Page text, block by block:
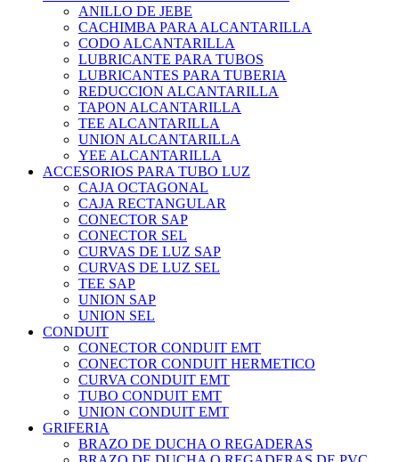
ANILLO DE JEBE
CACHIMBA PARA ALCANTARILLA
CODO ALCANTARILLA
LUBRICANTE PARA TUBOS
LUBRICANTES PARA TUBERIA
REDUCCION ALCANTARILLA
TAPON ALCANTARILLA
TEE ALCANTARILLA
UNION ALCANTARILLA
YEE ALCANTARILLA
ACCESORIOS PARA TUBO LUZ
CAJA OCTAGONAL
CAJA RECTANGULAR
CONECTOR SAP
CONECTOR SEL
CURVAS DE LUZ SAP
CURVAS DE LUZ SEL
TEE SAP
UNION SAP
UNION SEL
CONDUIT
CONECTOR CONDUIT EMT
CONECTOR CONDUIT HERMETICO
CURVA CONDUIT EMT
TUBO CONDUIT EMT
UNION CONDUIT EMT
GRIFERIA
BRAZO DE DUCHA O REGADERAS